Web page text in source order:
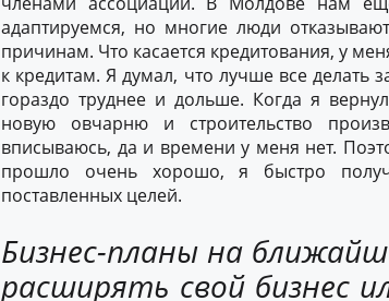
адаптируемся, но многие люди
причинам. Что касается кредитования, у
к кредитам. Я думал, что лучше все делать
гораздо труднее и дольше. Когда я
новую овчарню и строительство
вписываюсь, да и времени у меня нет.
прошло очень хорошо, я быстро
поставленных целей.
Бизнес-планы на
расширять свой бизнес